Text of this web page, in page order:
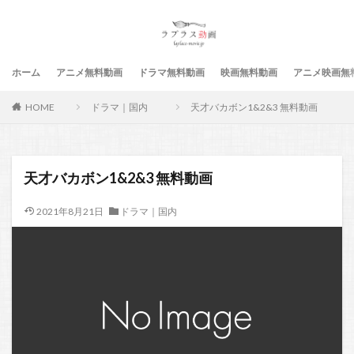
ホーム アニメ無料動画 ドラマ無料動画 映画無料動画 アニメ映画無
HOME ドラマ｜国内 天才バカボン1&2&3 無料動画
天才バカボン1&2&3 無料動画
2021年8月21日 ドラマ｜国内